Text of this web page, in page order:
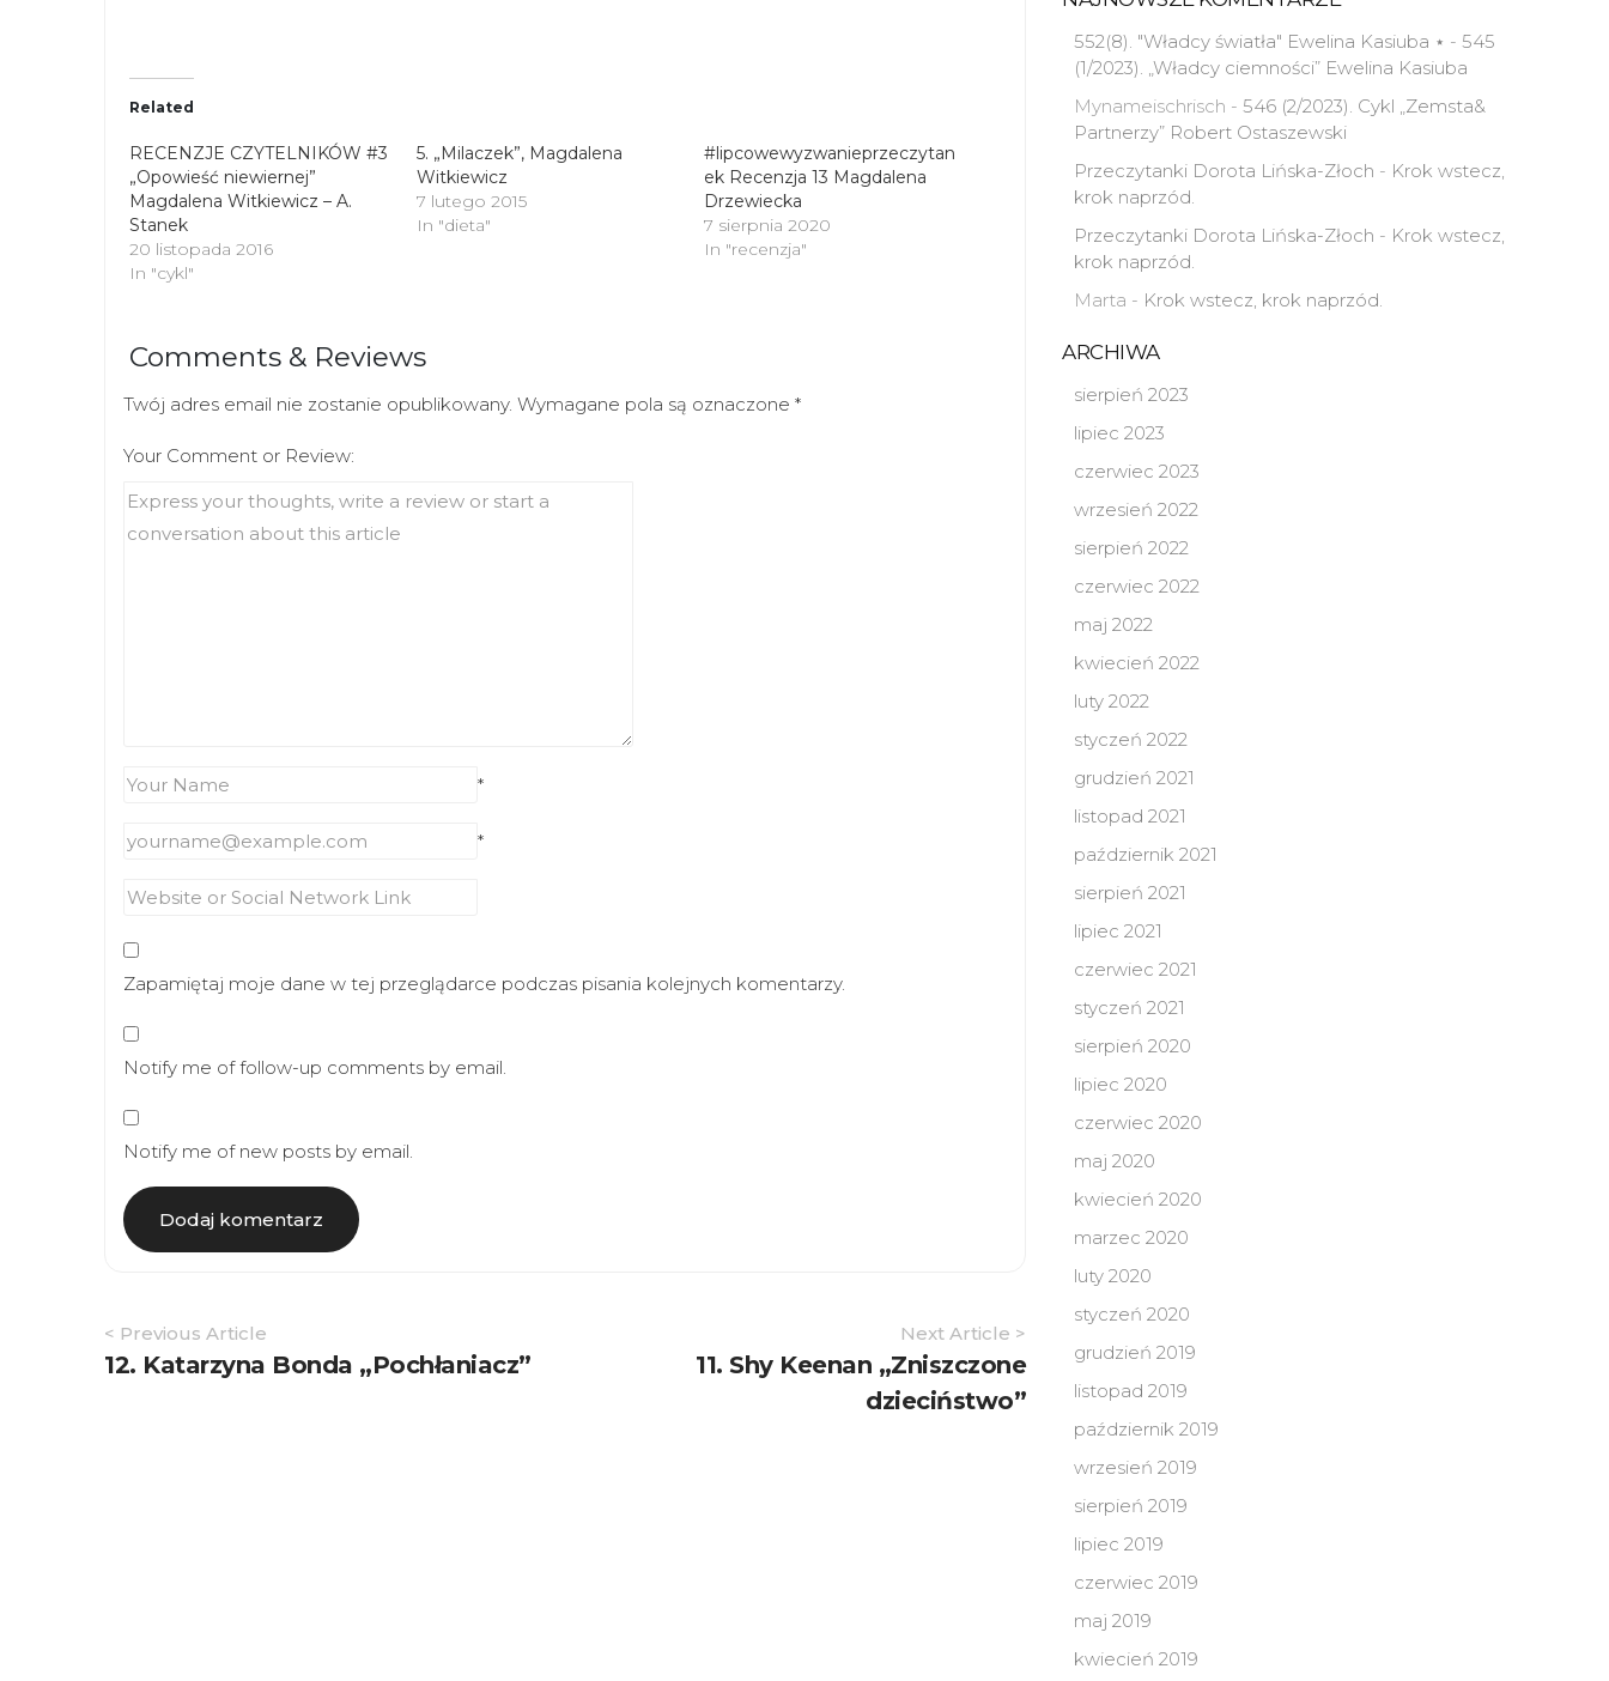
t
t
e
(
O
p
e
n
s
i
n
n
i
n
o
w
k
(
O
p
e
i
w
i
o
Related
RECENZJE CZYTELNIKÓW #3
„Opowieść niewiernej”
Magdalena Witkiewicz – A.
Stanek
20 listopada 2016
In "cykl"
5. „Milaczek”, Magdalena
Witkiewicz
7 lutego 2015
In "dieta"
#lipcowewyzwanieprzeczytan
ek Recenzja 13 Magdalena
Drzewiecka
7 sierpnia 2020
In "recenzja"
Comments & Reviews
Twój adres email nie zostanie opublikowany. Wymagane pola są oznaczone *
Your Comment or Review:
*
*
Zapamiętaj moje dane w tej przeglądarce podczas pisania kolejnych komentarzy.
Notify me of follow-up comments by email.
Notify me of new posts by email.
Article
Navigation
< Previous Article
12. Katarzyna Bonda „Pochłaniacz”
Next Article >
11. Shy Keenan „Zniszczone
dzieciństwo”
552(8). "Władcy światła" Ewelina Kasiuba ⋆ - 545
(1/2023). „Władcy ciemności” Ewelina Kasiuba
Mynameischrisch - 546 (2/2023). Cykl „Zemsta&
Partnerzy” Robert Ostaszewski
Przeczytanki Dorota Lińska-Złoch - Krok wstecz,
krok naprzód.
Przeczytanki Dorota Lińska-Złoch - Krok wstecz,
krok naprzód.
Marta - Krok wstecz, krok naprzód.
ARCHIWA
sierpień 2023
lipiec 2023
czerwiec 2023
wrzesień 2022
sierpień 2022
czerwiec 2022
maj 2022
kwiecień 2022
luty 2022
styczeń 2022
grudzień 2021
listopad 2021
październik 2021
sierpień 2021
lipiec 2021
czerwiec 2021
styczeń 2021
sierpień 2020
lipiec 2020
czerwiec 2020
maj 2020
kwiecień 2020
marzec 2020
luty 2020
styczeń 2020
grudzień 2019
listopad 2019
październik 2019
wrzesień 2019
sierpień 2019
lipiec 2019
czerwiec 2019
maj 2019
kwiecień 2019